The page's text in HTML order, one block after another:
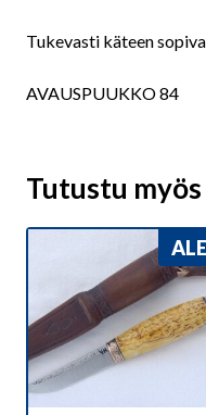
Tukevasti käteen
AVAUSPUUKKO 84
Tutustu myös